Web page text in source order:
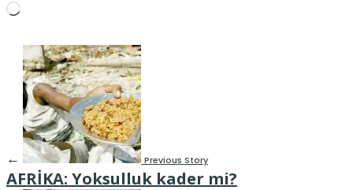
Wird
← Previous Story
AFRİKA: Yoksulluk kader mi?